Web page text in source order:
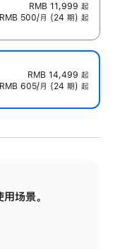
RMB 11,999 起
500/月 (24 期) 起
RMB 14,499 起
605/月 (24 期) 起
场景。